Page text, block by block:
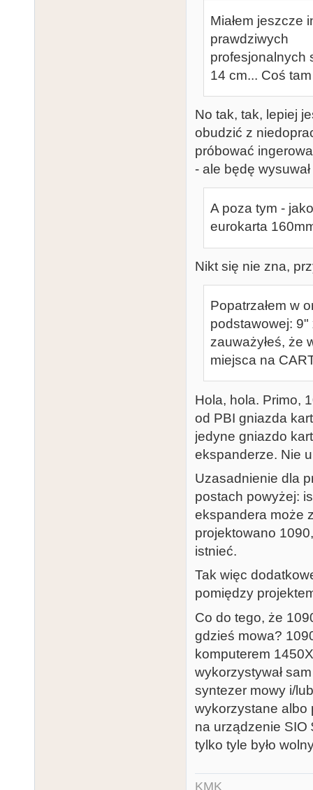
Miałem jeszcze
prawdziwych
profesjonalnych
14 cm... Coś
No tak, tak, lepiej
obudzić z
próbować
- ale będę
A poza tym -
eurokarta
Nikt się nie zna,
Popatrzałem w
podstawowej: 9"
zauważyłeś, że
miejsca na
Hola, hola. Primo,
od PBI gniazda
jedyne gniazdo
ekspanderze. Nie
Uzasadnienie dla
postach powyżej:
ekspandera może
projektowano
istnieć.
Tak więc
pomiędzy
Co do tego, że
gdzieś mowa?
komputerem
wykorzystywał
syntezer mowy i/
wykorzystane albo
na urządzenie SIO
tylko tyle było
KMK